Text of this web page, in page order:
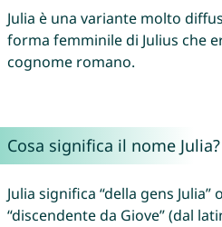
Julia è una variante molto
forma femminile di Julius che
cognome romano.
Cosa significa il nome Julia?
Julia significa “della gens Julia”
“discendente da Giove” (dal